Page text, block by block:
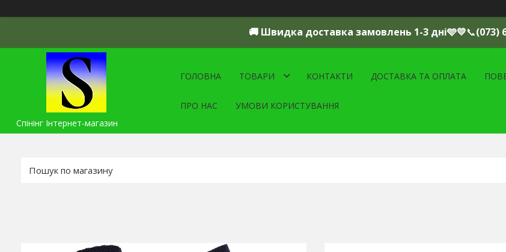
🚚 Швидка доставка замовлень 1-3 дні🩵💛📞(073)
Спінінг Інтернет-магазин
ГОЛОВНА ТОВАРИ КОНТАКТИ ДОСТАВКА ТА ОПЛАТА
ПРО НАС УМОВИ КОРИСТУВАННЯ